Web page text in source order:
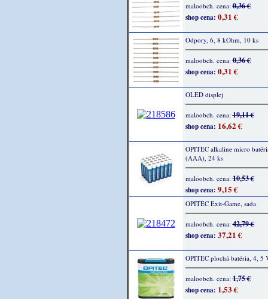
maloobch. cena:0,36 €
shop cena: 0,31 €
Odpory, 6, 8 kOhm, 10 ks
maloobch. cena:0,36 €
shop cena: 0,31 €
OLED displej
maloobch. cena:19,11 €
shop cena: 16,62 €
OPITEC alkaline micro
(AAA), 24 ks
maloobch. cena:10,53 €
shop cena: 9,15 €
OPITEC Exit-Game, sada
maloobch. cena:42,79 €
shop cena: 37,21 €
OPITEC plochá batéria, 4, 5
maloobch. cena:1,75 €
shop cena: 1,53 €